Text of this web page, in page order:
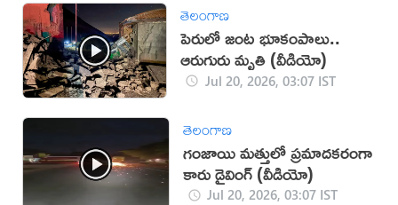
తెలంగాణ
పెరులో జంట భూకంపాలు..
ఆరుగురు మృతి (వీడియో)
Jul 20, 2026, 03:07 IST
తెలంగాణ
గంజాయి మత్తులో ప్రమాదకరంగా
కారు డ్రైవింగ్ (వీడియో)
Jul 20, 2026, 03:07 IST